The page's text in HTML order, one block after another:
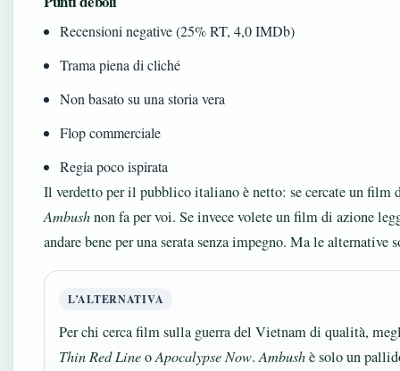
Recensioni negative (25% RT, 4,0 IMDb)
Trama piena di cliché
Non basato su una storia vera
Flop commerciale
Regia poco ispirata
Il verdetto per il pubblico italiano è netto: se cercate un film
Ambushnon fa per voi. Se invece volete un film di azione
andare bene per una serata senza impegno. Ma le alternative
L’ALTERNATIVA
Per chi cerca film sulla guerra del Vietnam di qualità,
Thin Red LineoApocalypse Now.Ambushè solo un